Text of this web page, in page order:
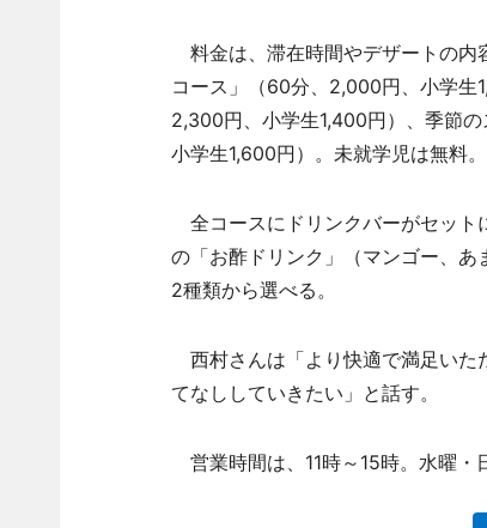
料金は、滞在時間やデザートの内
コース」（60分、2,000円、小学生
2,300円、小学生1,400円）、季節
小学生1,600円）。未就学児は無料。
全コースにドリンクバーがセット
の「お酢ドリンク」（マンゴー、
2種類から選べる。
西村さんは「より快適で満足いた
てなししていきたい」と話す。
営業時間は、11時～15時。水曜・